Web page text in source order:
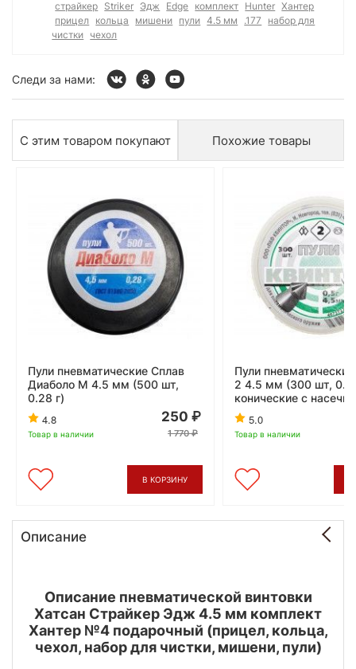
страйкер Striker Эдж Edge комплект Hunter Хантер
прицел
кольца мишени пули 4.5 мм .177
набор для
чистки чехол
Следи за нами:
С этим товаром покупают Похожие товары
Пули пневматические Сплав
Диаболо М 4.5 мм (500 шт,
0.28 г)
4.8
Товар в наличии
250
1 770
В КОРЗИНУ
Пули
2 4.5 мм (300 шт, 0.5
конические с
5.0
Товар в наличии
Описание
Описание пневматической винтовки
Хатсан Страйкер Эдж 4.5 мм комплект
Хантер №4 подарочный (прицел, кольца,
чехол, набор для чистки, мишени, пули)